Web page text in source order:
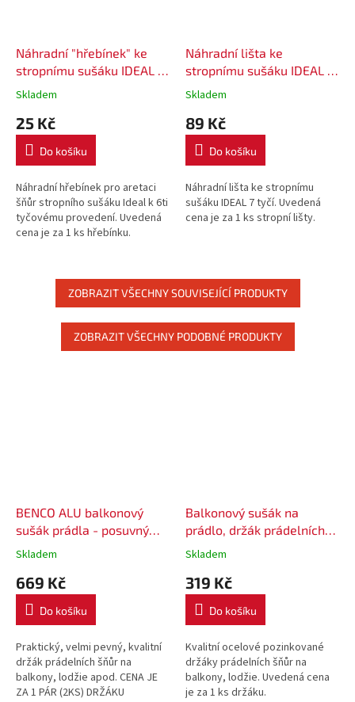
Náhradní "hřebínek" ke
stropnímu sušáku IDEAL 6
zářezů plast
Skladem
25 Kč
Do košíku
Náhradní hřebínek pro aretaci
šňůr stropního sušáku Ideal k 6ti
tyčovému provedení. Uvedená
cena je za 1 ks hřebínku.
Náhradní lišta ke
stropnímu sušáku IDEAL 7
tyčí
Skladem
89 Kč
Do košíku
Náhradní lišta ke stropnímu
sušáku IDEAL 7 tyčí. Uvedená
cena je za 1 ks stropní lišty.
ZOBRAZIT VŠECHNY SOUVISEJÍCÍ PRODUKTY
ZOBRAZIT VŠECHNY PODOBNÉ PRODUKTY
BENCO ALU balkonový
sušák prádla - posuvný
délka 90 cm, 9 háčků
Skladem
669 Kč
Do košíku
Praktický, velmi pevný, kvalitní
držák prádelních šňůr na
balkony, lodžie apod. CENA JE
ZA 1 PÁR (2KS) DRŽÁKU
Balkonový sušák na
prádlo, držák prádelních
šňůr 60 cm, 6 háčků
Skladem
319 Kč
Do košíku
Kvalitní ocelové pozinkované
držáky prádelních šňůr na
balkony, lodžie. Uvedená cena
je za 1 ks držáku.